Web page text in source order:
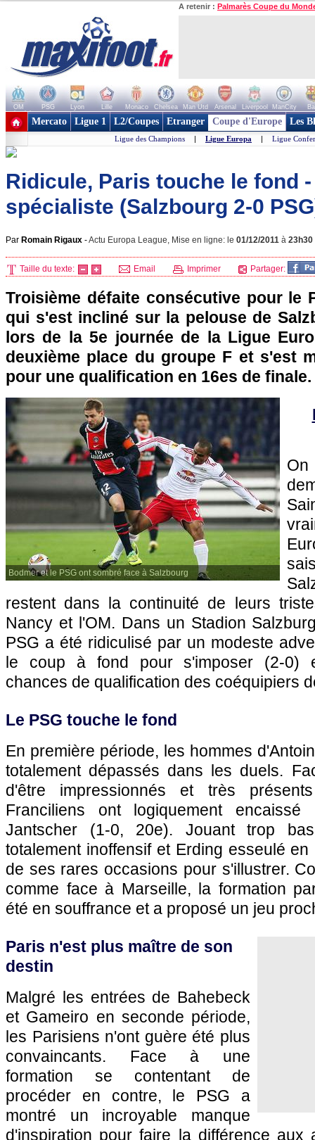
A retenir : Palmarès Coupe du
OM PSG Lyon Lille Monaco Chelsea Man Utd Arsenal Liverpool ManCity
+ de clubs
Mercato Ligue 1 L2/Coupes Etranger Coupe d'Europe Les
Ligue des Champions | Ligue Europa | Ligue
Ridicule, Paris touche le fond -
spécialiste (Salzbourg 2-0
Par Romain Rigaux -Actu Europa League, Mise en ligne: le 01/12/2011 à 23h30
Taille du texte: Email Imprimer Partager:
Troisième défaite consécutive pour le
qui s'est incliné sur la pelouse de
lors de la 5e journée de la Ligue
deuxième place du groupe F et s'est
pour une qualification en 16es de finale.
Bodmer et le PSG ont sombré face à Salzbourg
restent dans la continuité de leurs
Nancy et l'OM. Dans un Stadion
PSG a été ridiculisé par un modeste
le coup à fond pour s'imposer (2-0)
chances de qualification des coéquipiers
Le PSG touche le fond
En première période, les hommes
totalement dépassés dans les duels.
d'être impressionnés et très
Franciliens ont logiquement
Jantscher (1-0, 20e). Jouant trop
totalement inoffensif et Erding esseulé
de ses rares occasions pour s'illustrer.
comme face à Marseille, la formation
été en souffrance et a proposé un jeu
Paris n'est plus maître de son
destin
Malgré les entrées de Bahebeck
et Gameiro en seconde période,
les Parisiens n'ont guère été plus
convaincants. Face à une
formation se contentant de
procéder en contre, le PSG a
montré un incroyable manque
d'inspiration pour faire la différence aux